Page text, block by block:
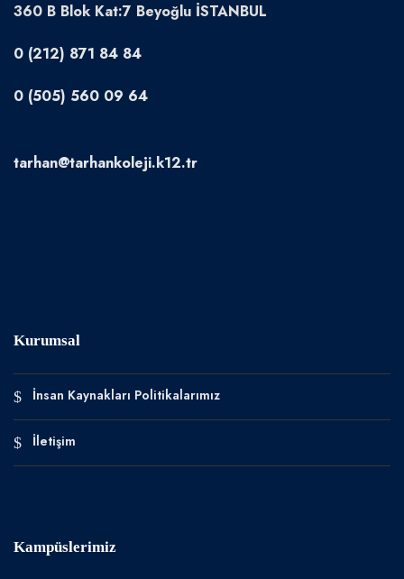
360 B Blok Kat:7 Beyoğlu İSTANBUL
0 (212) 871 84 84
0 (505) 560 09 64
tarhan@tarhankoleji.k12.tr
Kurumsal
İnsan Kaynakları Politikalarımız
İletişim
Kampüslerimiz